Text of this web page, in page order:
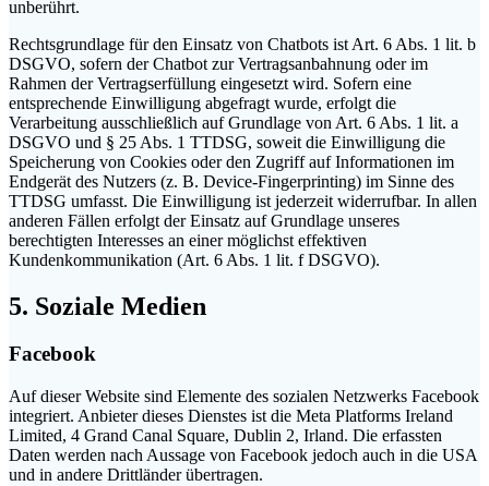
unberührt.
Rechtsgrundlage für den Einsatz von Chatbots ist Art. 6 Abs. 1 lit. b
DSGVO, sofern der Chatbot zur Vertragsanbahnung oder im
Rahmen der Vertragserfüllung eingesetzt wird. Sofern eine
entsprechende Einwilligung abgefragt wurde, erfolgt die
Verarbeitung ausschließlich auf Grundlage von Art. 6 Abs. 1 lit. a
DSGVO und § 25 Abs. 1 TTDSG, soweit die Einwilligung die
Speicherung von Cookies oder den Zugriff auf Informationen im
Endgerät des Nutzers (z. B. Device-Fingerprinting) im Sinne des
TTDSG umfasst. Die Einwilligung ist jederzeit widerrufbar. In allen
anderen Fällen erfolgt der Einsatz auf Grundlage unseres
berechtigten Interesses an einer möglichst effektiven
Kundenkommunikation (Art. 6 Abs. 1 lit. f DSGVO).
5. Soziale Medien
Facebook
Auf dieser Website sind Elemente des sozialen Netzwerks Facebook
integriert. Anbieter dieses Dienstes ist die Meta Platforms Ireland
Limited, 4 Grand Canal Square, Dublin 2, Irland. Die erfassten
Daten werden nach Aussage von Facebook jedoch auch in die USA
und in andere Drittländer übertragen.